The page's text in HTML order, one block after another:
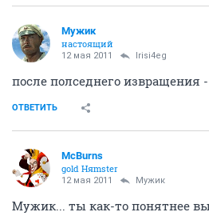
Мужик
настоящий
12 мая 2011 Irisi4eg
после полседнего извращения
ОТВЕТИТЬ
McBurns
gold Няmster
12 мая 2011 Мужик
Мужик... ты как-то понятнее